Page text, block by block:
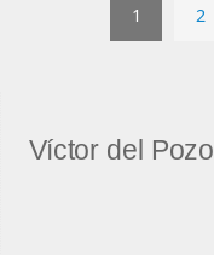
1 2
Víctor del Pozo